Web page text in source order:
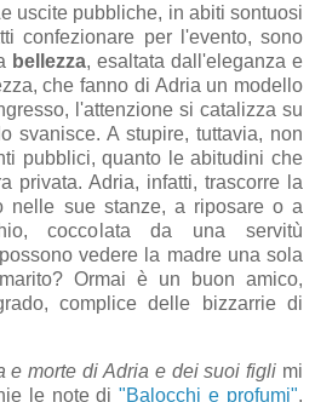
uscite pubbliche, in abiti sontuosi
confezionare per l'evento, sono
bellezza, esaltata dall'eleganza e
che fanno di Adria un modello
l'attenzione si catalizza su
svanisce. A stupire, tuttavia, non
pubblici, quanto le abitudini che
privata. Adria, infatti, trascorre la
nelle sue stanze, a riposare o a
coccolata da una servitù
vedere la madre una sola
Ormai è un buon amico,
complice delle bizzarrie di
e morte di Adria e dei suoi figli mi
le note di"Balocchi e profumi",